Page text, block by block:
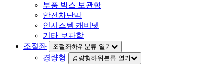
부품 박스 보관함
안전차단막
인시스템 캐비넷
기타 보관함
조절좌
조절좌하위분류 열기
경량형 경량형하위분류 열기